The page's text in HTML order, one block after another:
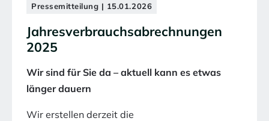
Pressemitteilung | 15.01.2026
Jahresverbrauchsabrechnungen
2025
Wir sind für Sie da – aktuell kann es etwas
länger dauern
Wir erstellen derzeit die